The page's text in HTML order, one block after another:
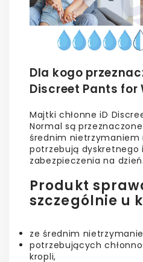
Dla kogo
Discreet Pants for
Majtki chłonne iD
Normal są
średnim nietrzymaniem
potrzebują dyskretnego
zabezpieczenia na dzień.
Produkt
szczególnie u
ze średnim
potrzebujących
kropli,